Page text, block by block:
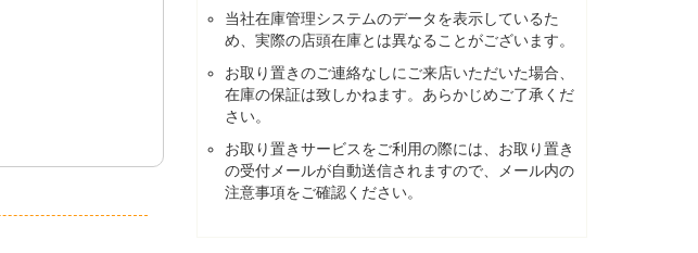
当社在庫管理システムのデータを表示しているた
め、実際の店頭在庫とは異なることがございます。
お取り置きのご連絡なしにご来店いただいた場合、
在庫の保証は致しかねます。あらかじめご了承くだ
さい。
お取り置きサービスをご利用の際には、お取り置き
の受付メールが自動送信されますので、メール内の
注意事項をご確認ください。